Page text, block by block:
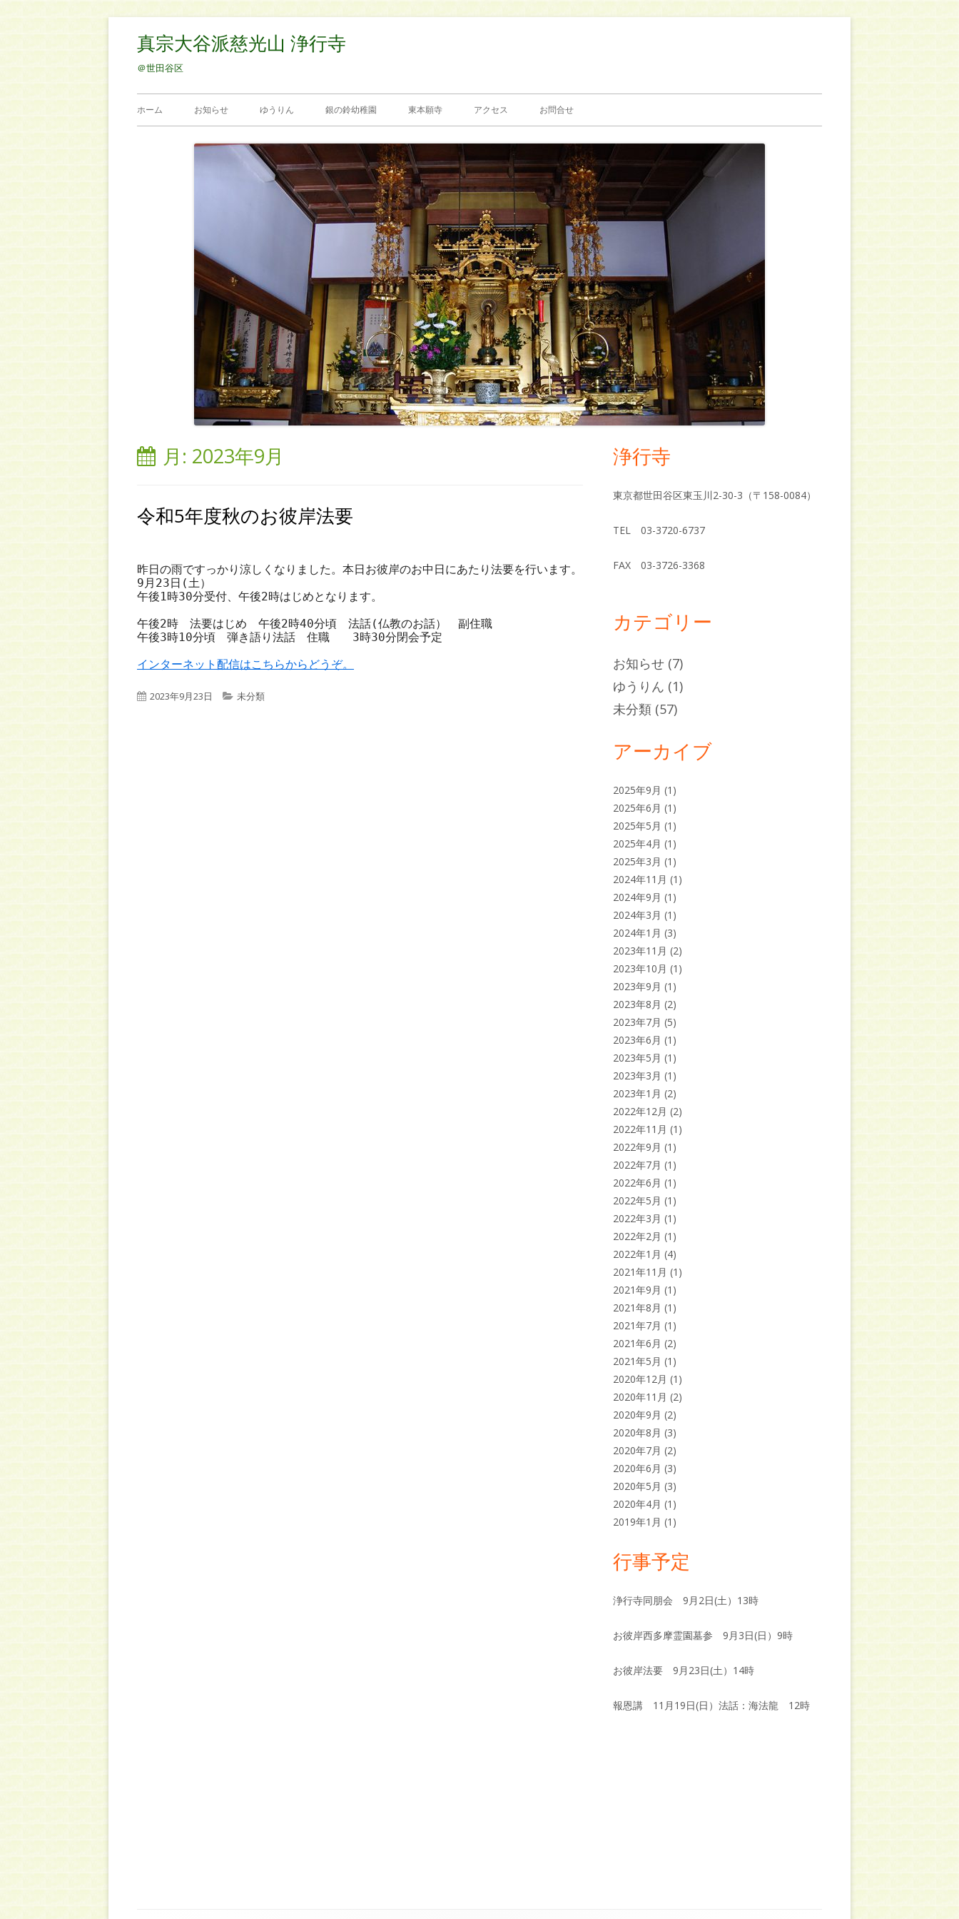
真宗大谷派慈光山 浄行寺
＠世田谷区
メ
ホーム お知らせ ゆうりん 銀の鈴幼稚園 東本願寺 アクセス お問合せ
月: 2023年9月
令和5年度秋のお彼岸法要
昨日の雨ですっかり涼しくなりました。本日お彼岸のお中日にあたり法要を行います。
9月23日(土）
午後1時30分受付、午後2時はじめとなります。
午後2時　法要はじめ　午後2時40分頃　法話(仏教のお話）　副住職
午後3時10分頃　弾き語り法話　住職　　3時30分閉会予定
インターネット配信はこちらからどうぞ。
公
2023年9月23日
カ
未分類
メ
イ
ド
ー
浄行寺
東京都世田谷区東玉川2-30-3（〒158-0084）
TEL 03-3720-6737
FAX 03-3726-3368
カテゴリー
お知らせ (7)
ゆうりん (1)
未分類 (57)
アーカイブ
2025年9月 (1)
2025年6月 (1)
2025年5月 (1)
2025年4月 (1)
2025年3月 (1)
2024年11月 (1)
2024年9月 (1)
2024年3月 (1)
2024年1月 (3)
2023年11月 (2)
2023年10月 (1)
2023年9月 (1)
2023年8月 (2)
2023年7月 (5)
2023年6月 (1)
2023年5月 (1)
2023年3月 (1)
2023年1月 (2)
2022年12月 (2)
2022年11月 (1)
2022年9月 (1)
2022年7月 (1)
2022年6月 (1)
2022年5月 (1)
2022年3月 (1)
2022年2月 (1)
2022年1月 (4)
2021年11月 (1)
2021年9月 (1)
2021年8月 (1)
2021年7月 (1)
2021年6月 (2)
2021年5月 (1)
2020年12月 (1)
2020年11月 (2)
2020年9月 (2)
2020年8月 (3)
2020年7月 (2)
2020年6月 (3)
2020年5月 (3)
2020年4月 (1)
2019年1月 (1)
行事予定
浄行寺同朋会 9月2日(土）13時
お彼岸西多摩霊園墓参 9月3日(日）9時
お彼岸法要 9月23日(土）14時
報恩講 11月19日(日）法話：海法龍 12時